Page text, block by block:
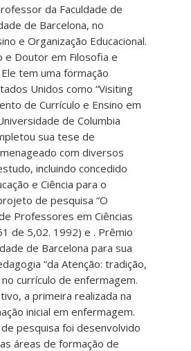
da Faculdade de
de Barcelona, no
e Organização Educacional.
e Doutor em Filosofia e
tem uma formação
Unidos como “Visiting
de Currículo e Ensino em
de Columbia
sua tese de
com diversos
incluindo concedido
e Ciência para o
de pesquisa “O
Professores em Ciências
de 5,02. 1992) e . Prêmio
de Barcelona para sua
“da Atenção: tradição,
currículo de enfermagem.
a primeira realizada na
inicial em enfermagem.
pesquisa foi desenvolvido
áreas de formação de